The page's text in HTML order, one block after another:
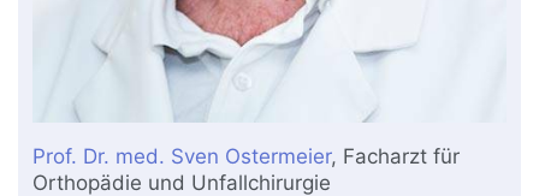
Prof. Dr. med. Sven Ostermeier, Facharzt für
Orthopädie und Unfallchirurgie